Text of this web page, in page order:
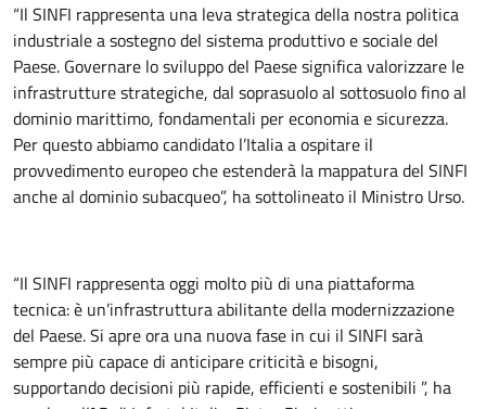
“Il SINFI rappresenta una leva strategica della nostra politica
industriale a sostegno del sistema produttivo e sociale del
Paese. Governare lo sviluppo del Paese significa valorizzare le
infrastrutture strategiche, dal soprasuolo al sottosuolo fino al
dominio marittimo, fondamentali per economia e sicurezza.
Per questo abbiamo candidato l’Italia a ospitare il
provvedimento europeo che estenderà la mappatura del SINFI
anche al dominio subacqueo”, ha sottolineato il Ministro Urso.
“Il SINFI rappresenta oggi molto più di una piattaforma
tecnica: è un’infrastruttura abilitante della modernizzazione
del Paese. Si apre ora una nuova fase in cui il SINFI sarà
sempre più capace di anticipare criticità e bisogni,
supportando decisioni più rapide, efficienti e sostenibili ”, ha